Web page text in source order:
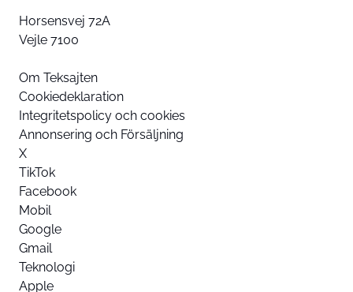
Horsensvej 72A
Vejle 7100
Om Teksajten
Cookiedeklaration
Integritetspolicy och cookies
Annonsering och Försäljning
X
TikTok
Facebook
Mobil
Google
Gmail
Teknologi
Apple